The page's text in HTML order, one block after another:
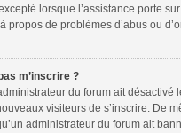
lorsque l’assistance porte
propos de problèmes d’abus ou
m’inscrire ?
du forum ait désactivé
visiteurs de s’inscrire. De
administrateur du forum ait